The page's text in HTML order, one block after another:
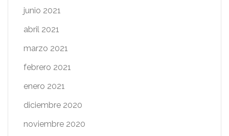
junio 2021
abril 2021
marzo 2021
febrero 2021
enero 2021
diciembre 2020
noviembre 2020